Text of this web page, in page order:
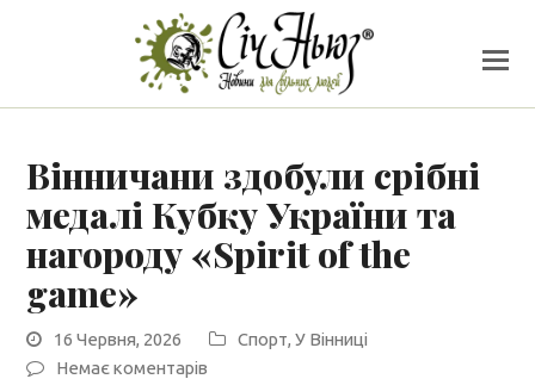
Вінничани здобули срібні
медалі Кубку України та
нагороду «Spirit of the
game»
16 Червня, 2026 Спорт,У Вінниці
Немає коментарів